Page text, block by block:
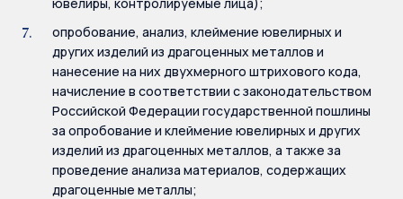
опробование, анализ, клеймение ювелирных и
других изделий из драгоценных металлов и
нанесение на них двухмерного штрихового кода,
начисление в соответствии с законодательством
Российской Федерации государственной пошлины
за опробование и клеймение ювелирных и других
изделий из драгоценных металлов, а также за
проведение анализа материалов, содержащих
драгоценные металлы;